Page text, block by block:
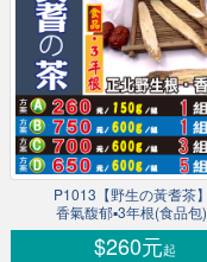
P1013【野生の黃耆茶】
香氣馥郁▪3年根(食品包)
$260元起